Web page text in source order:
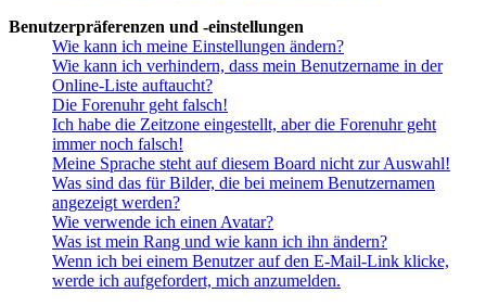
Benutzerpräferenzen und -einstellungen
Wie kann ich meine Einstellungen ändern?
Wie kann ich verhindern, dass mein Benutzername in der
Online-Liste auftaucht?
Die Forenuhr geht falsch!
Ich habe die Zeitzone eingestellt, aber die Forenuhr geht
immer noch falsch!
Meine Sprache steht auf diesem Board nicht zur Auswahl!
Was sind das für Bilder, die bei meinem Benutzernamen
angezeigt werden?
Wie verwende ich einen Avatar?
Was ist mein Rang und wie kann ich ihn ändern?
Wenn ich bei einem Benutzer auf den E-Mail-Link klicke,
werde ich aufgefordert, mich anzumelden.